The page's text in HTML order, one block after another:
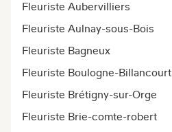
Fleuriste Aubervilliers
Fleuriste Aulnay-sous-Bois
Fleuriste Bagneux
Fleuriste Boulogne-Billancourt
Fleuriste Brétigny-sur-Orge
Fleuriste Brie-comte-robert